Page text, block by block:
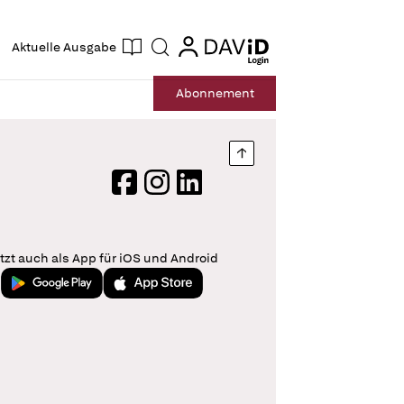
Aktuelle Ausgabe Suche login
login
Abonnement
Nach oben springen
FacebookInstagram
LinkedIn
auch als App für iOS und Android
Jetzt bei Google PlayLaden im App Store